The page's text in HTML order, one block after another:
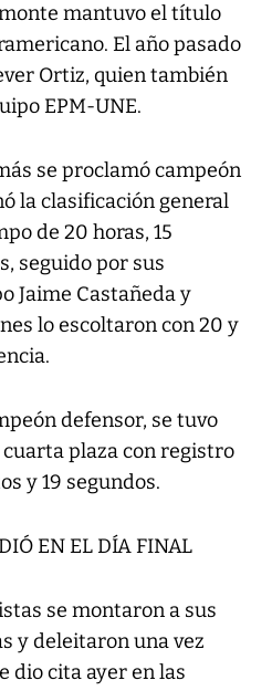
mantuvo el título
El año pasado
Ortiz, quien también
EPM-UNE.
se proclamó campeón
la clasificación general
de 20 horas, 15
seguido por sus
Jaime Castañeda y
lo escoltaron con 20 y
defensor, se tuvo
plaza con registro
y 19 segundos.
EN EL DÍA FINAL
se montaron a sus
y deleitaron una vez
dio cita ayer en las